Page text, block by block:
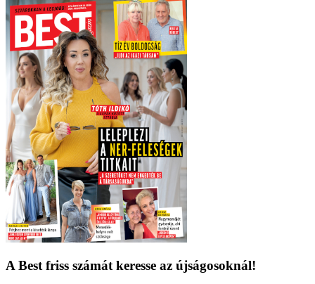
A Best friss számát keresse az újságosoknál!